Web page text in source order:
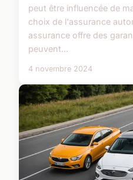
peut être influencée de
choix de l'assurance
assurance offre des
peuvent...
4 novembre 2024